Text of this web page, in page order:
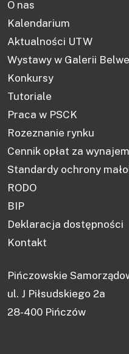
O nas
Kalendarium
Aktualności UTW
Wystawy w Galerii
Konkursy
Tutoriale
Praca w PSCK
Rozeznanie rynku
Cennik opłat za wynajem
Standardy ochrony
RODO
BIP
Deklaracja dostępności
Kontakt
Pińczowskie
ul. J Piłsudskiego 2a
28-400 Pińczów